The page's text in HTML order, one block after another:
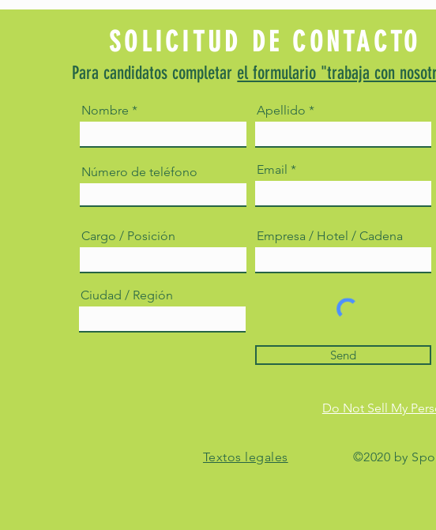
SOLICITUD DE CONTACTO
Nombre Apellido
Número de teléfono Email
Cargo / Posición Empresa / Hotel / Cadena
Ciudad / Región
Send
Para candidatos completar el formulario "trabaja con
Textos legales
Do Not Sell My
©2020 by